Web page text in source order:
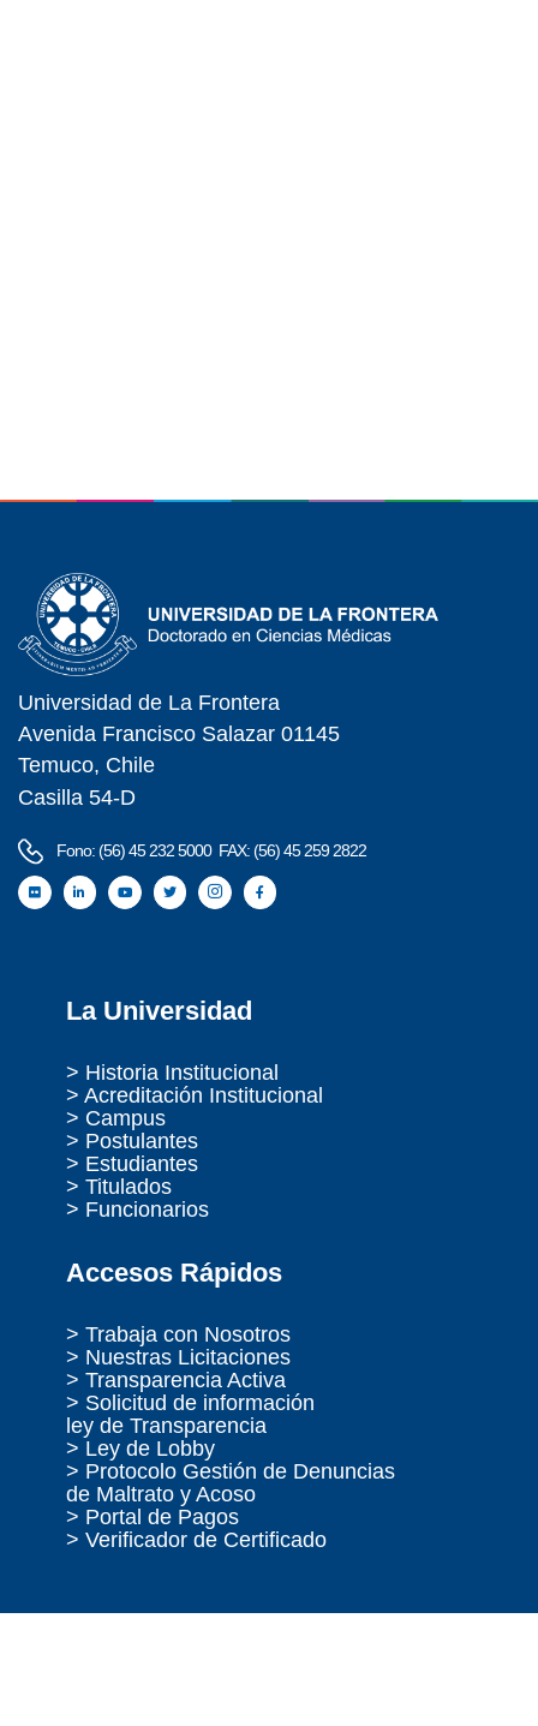
Universidad de La Frontera
Avenida Francisco Salazar 01145
Temuco, Chile
Casilla 54-D
Fono: (56) 45 232 5000 FAX: (56) 45 259 2822
La Universidad
> Historia Institucional
> Acreditación Institucional
> Campus
> Postulantes
> Estudiantes
> Titulados
> Funcionarios
Accesos Rápidos
> Trabaja con Nosotros
> Nuestras Licitaciones
> Transparencia Activa
> Solicitud de información
ley de Transparencia
> Ley de Lobby
> Protocolo Gestión de Denuncias
de Maltrato y Acoso
> Portal de Pagos
> Verificador de Certificado